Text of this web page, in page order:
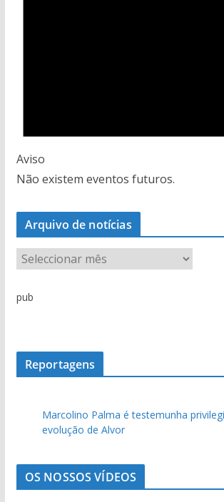
Aviso
Não existem eventos futuros.
Arquivo de notícias
q
d
c
pub
Reportagens
Marcolino Palma é testemunha
evolução de Alvor
OS NOSSOS VÍDEOS